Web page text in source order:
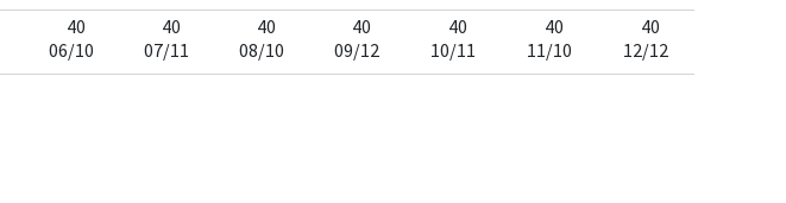
40
06/10
40
07/11
40
08/10
40
09/12
40
10/11
40
11/10
40
12/12